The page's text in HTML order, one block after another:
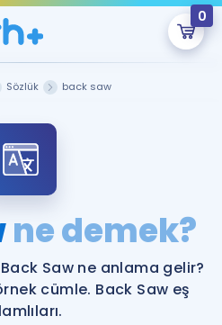
0
DEĞİLİM
Şu An Boş.
hazırlayacak onlarca eğitim seni
bekliyor!
Sözlük back saw
ne demek?
Saw ne anlama gelir?
cümle. Back Saw eş